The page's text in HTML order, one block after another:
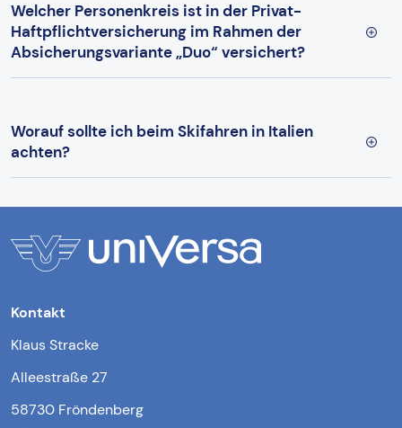
Welcher Personenkreis ist in der Privat-
Haftpflichtversicherung im Rahmen der
Absicherungsvariante „Duo“ versichert?
Worauf sollte ich beim Skifahren in Italien
achten?
Kontakt
Klaus Stracke
Alleestraße 27
58730 Fröndenberg